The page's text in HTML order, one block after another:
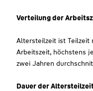
Verteilung der
Altersteilzeit ist Teilzeit
Arbeitszeit, höchstens
zwei Jahren
Dauer der